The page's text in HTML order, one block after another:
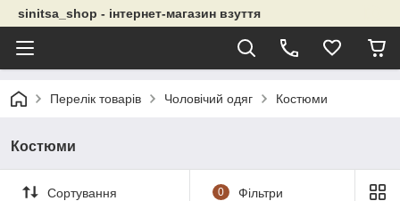
sinitsa_shop - інтернет-магазин взуття
Перелік товарів Чоловічий одяг Костюми
Костюми
Сортування 0 Фільтри